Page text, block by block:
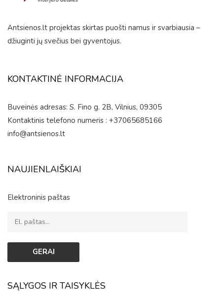
Antsienos.lt projektas skirtas puošti namus ir svarbiausia –
džiuginti jų svečius bei gyventojus.
KONTAKTINĖ INFORMACIJA
Buveinės adresas: S. Fino g. 2B, Vilnius, 09305
Kontaktinis telefono numeris : +37065685166
info@antsienos.lt
NAUJIENLAIŠKIAI
Elektroninis paštas
SĄLYGOS IR TAISYKLĖS